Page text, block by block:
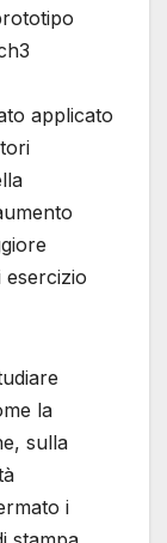
applicato
esercizio
la
sulla
i